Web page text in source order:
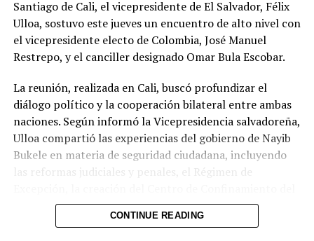
Santiago de Cali, el vicepresidente de El Salvador, Félix
Ulloa, sostuvo este jueves un encuentro de alto nivel con
el vicepresidente electo de Colombia, José Manuel
Restrepo, y el canciller designado Omar Bula Escobar.
La reunión, realizada en Cali, buscó profundizar el
diálogo político y la cooperación bilateral entre ambas
naciones. Según informó la Vicepresidencia salvadoreña,
Ulloa compartió las experiencias del gobierno de Nayib
Bukele en materia de seguridad ciudadana, incluyendo
las reformas judiciales y penales, el Régimen de
Terrorismo (CECOT), el Plan Cero Ocio y otras medidas
que han permitido recuperar la paz y posicionar a El
CONTINUE READING